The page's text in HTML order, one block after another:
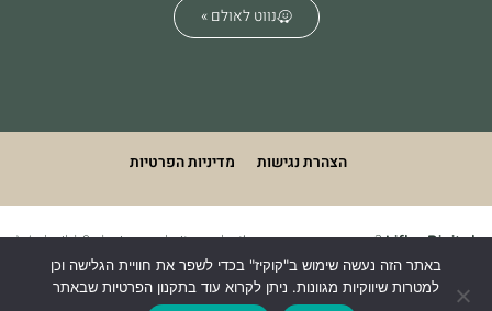
נווט לאולם »
הצהרת נגישות מדיניות הפרטיות
We build & design websites. what's your superpower?Lifko Digital
באתר הזה נעשה שימוש ב"קוקיז" בכדי לשפר את חוויית הגלישה וכן
למטרות שיווקיות מגוונות. ניתן לקרוא עוד בתקנון הפרטיות שבאתר